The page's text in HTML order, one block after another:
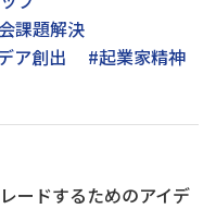
課題解決
ア創出
#起業家精神
ードするためのアイデ